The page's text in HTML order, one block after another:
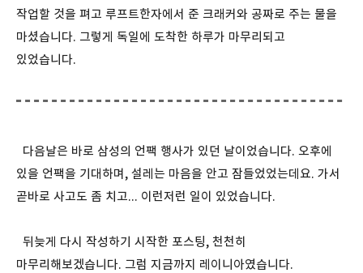
작업할 것을 펴고 루프트한자에서 준 크래커와 공짜로 주는 물을
마셨습니다. 그렇게 독일에 도착한 하루가 마무리되고
있었습니다.
다음날은 바로 삼성의 언팩 행사가 있던 날이었습니다. 오후에
있을 언팩을 기대하며, 설레는 마음을 안고 잠들었었는데요. 가서
곧바로 사고도 좀 치고... 이런저런 일이 있었습니다.
뒤늦게 다시 작성하기 시작한 포스팅, 천천히
마무리해보겠습니다. 그럼 지금까지 레이니아였습니다.